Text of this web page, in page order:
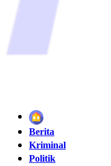
Home
Berita
Kriminal
Politik